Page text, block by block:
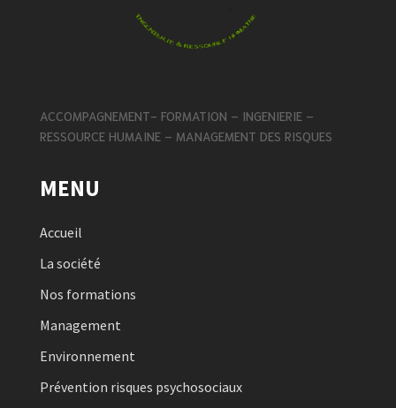
ACCOMPAGNEMENT- FORMATION – INGENIERIE –
RESSOURCE HUMAINE – MANAGEMENT DES RISQUES
MENU
Accueil
La société
Nos formations
Management
Environnement
Prévention risques psychosociaux